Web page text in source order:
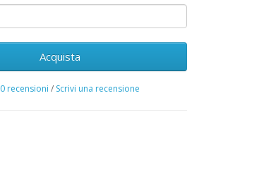
Acquista
0 recensioni / Scrivi una recensione